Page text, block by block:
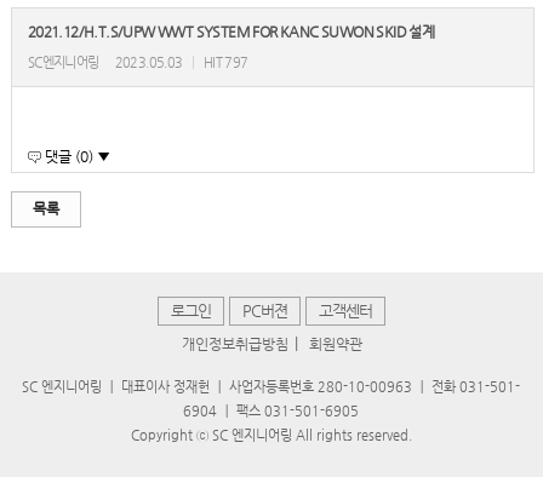
2021.12/H.T.S/UPW WWT SYSTEM FOR KANC SUWON SKID 설계
SC엔지니어링 2023.05.03 HIT 797
댓글 (0) ▼
목록
로그인 PC버젼 고객센터
개인정보취급방침 회원약관
SC 엔지니어링 대표이사 정재헌 사업자등록번호 280-10-00963
전화 031-501-
6904
팩스 031-501-6905
Copyright ⓒ SC 엔지니어링 All rights reserved.